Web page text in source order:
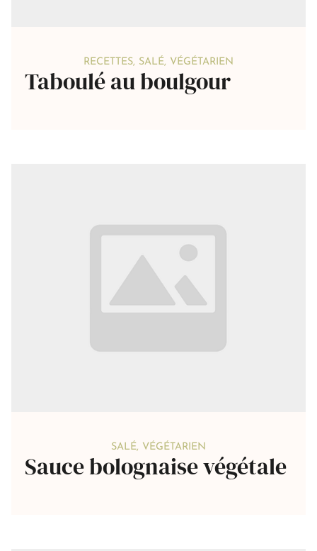
RECETTES, SALÉ, VÉGÉTARIEN
Taboulé au boulgour
SALÉ, VÉGÉTARIEN
Sauce bolognaise végétale